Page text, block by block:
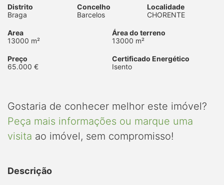
Distrito
Braga
Concelho
Barcelos
Localidade
CHORENTE
Area
13000 m²
Área do terreno
13000 m²
Preço
65.000 €
Certificado Energético
Isento
Gostaria de conhecer melhor este imóvel?
Peça mais informações ou marque uma
visita ao imóvel, sem compromisso!
Descrição